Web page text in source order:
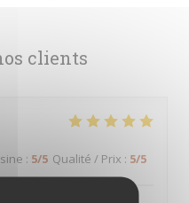
clients
: 5/5 Qualité / Prix : 5/5